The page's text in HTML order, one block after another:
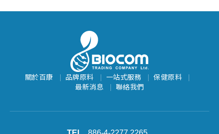
關於百康 品牌原料 一站式服務
保健原料
最新消息
聯絡我們